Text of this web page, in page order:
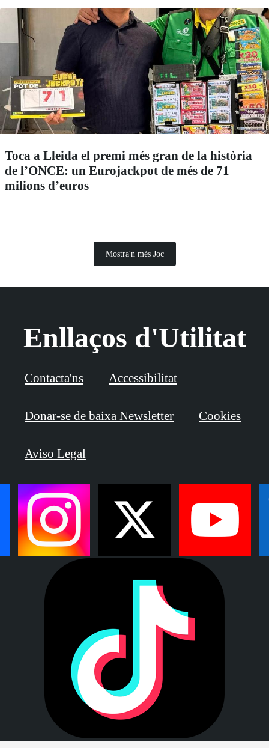
Toca a Lleida el premi més gran de la història
de l’ONCE: un Eurojackpot de més de 71
milions d’euros
Mostra'n més Joc
Enllaços d'Utilitat
Contacta'ns Accessibilitat
Donar-se de baixa Newsletter Cookies
Aviso Legal